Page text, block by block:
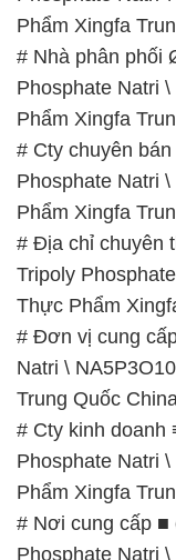
# Cty chuyên
Phosphate Natri
Phẩm Xingfa
# Địa chỉ
Tripoly
Thực Phẩm
# Đơn vị cung
Natri \
Trung Quốc China
# Cty kinh doanh
Phosphate Natri
Phẩm Xingfa
# Nơi cung cấp
Phosphate Natri
Phẩm Xingfa
# Địa chỉ chuyên
Tripoly
Thực Phẩm